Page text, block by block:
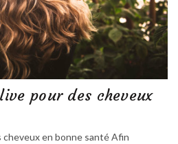
pour des cheveux
cheveux en bonne santé Afin